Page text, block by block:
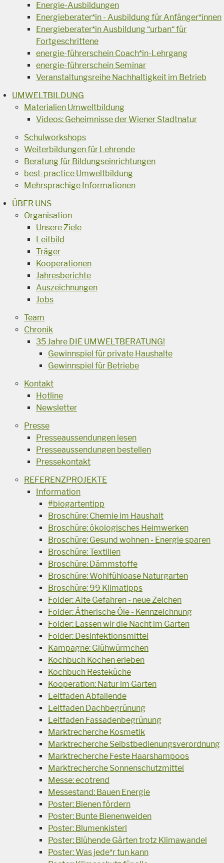
Energie-Ausbildungen
Energieberater*in - Ausbildung für Anfänger*innen
Energieberater*in Ausbildung “urban“ für
Fortgeschrittene
energie-führerschein Coach*in-Lehrgang
energie-führerschein Seminar
Veranstaltungsreihe Nachhaltigkeit im Betrieb
UMWELTBILDUNG
Materialien Umweltbildung
Videos: Geheimnisse der Wiener Stadtnatur
Schulworkshops
Weiterbildungen für Lehrende
Beratung für Bildungseinrichtungen
best-practice Umweltbildung
Mehrsprachige Informationen
ÜBER UNS
Organisation
Unsere Ziele
Leitbild
Träger
Kooperationen
Jahresberichte
Auszeichnungen
Jobs
Team
Chronik
35 Jahre DIE UMWELTBERATUNG!
Gewinnspiel für private Haushalte
Gewinnspiel für Betriebe
Kontakt
Hotline
Newsletter
Presse
Presseaussendungen lesen
Presseaussendungen bestellen
Pressekontakt
REFERENZPROJEKTE
Information
#biogartentipp
Broschüre: Chemie im Haushalt
Broschüre: ökologisches Heimwerken
Broschüre: Gesund wohnen - Energie sparen
Broschüre: Textilien
Broschüre: Dämmstoffe
Broschüre: Wohlfühloase Naturgarten
Broschüre: 99 Klimatipps
Folder: Alte Gefahren - neue Zeichen
Folder: Ätherische Öle - Kennzeichnung
Folder: Lassen wir die Nacht im Garten
Folder: Desinfektionsmittel
Kampagne: Glühwürmchen
Kochbuch Kochen erleben
Kochbuch Resteküche
Kooperation: Natur im Garten
Leitfaden Abfallende
Leitfaden Dachbegrünung
Leitfaden Fassadenbegrünung
Marktrecherche Kosmetik
Marktrecherche Selbstbedienungsverordnung
Marktrecherche Feste Haarshampoos
Marktrecherche Sonnenschutzmittel
Messe: ecotrend
Messestand: Bauen Energie
Poster: Bienen fördern
Poster: Bunte Bienenweiden
Poster: Blumenkisterl
Poster: Blühende Gärten trotz Klimawandel
Poster: Was jede*r tun kann